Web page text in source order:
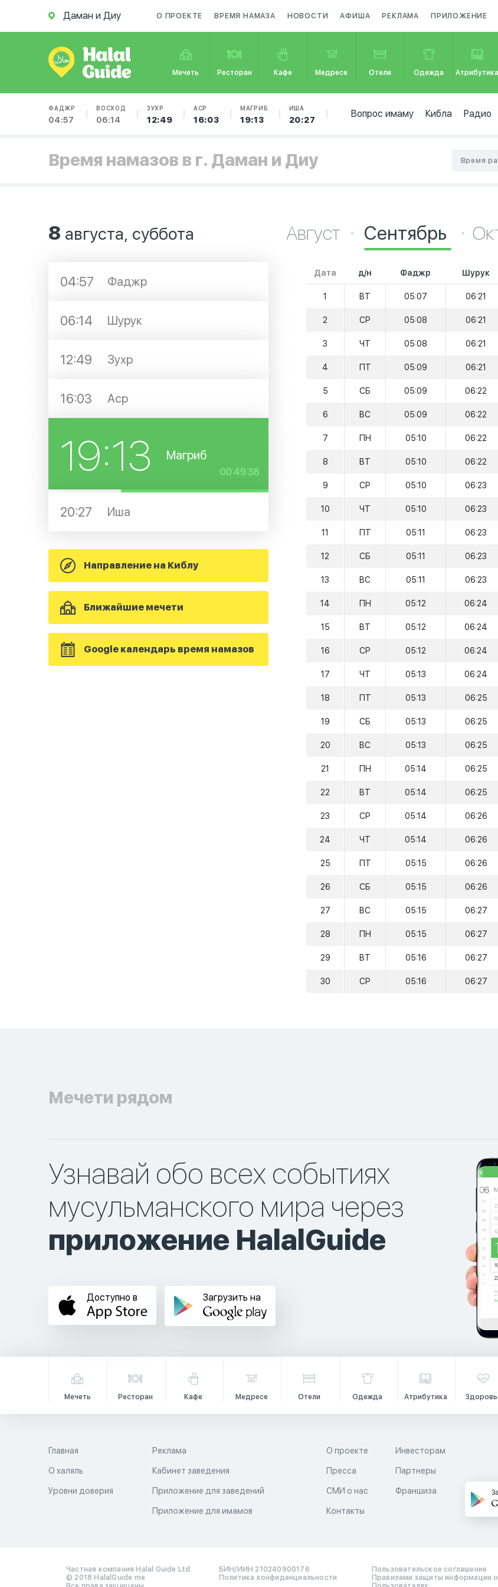
Даман и Диу О ПРОЕКТЕ ВРЕМЯ НАМАЗА НОВОСТИ АФИША РЕКЛАМА ПРИЛОЖЕНИЕ
Мечеть Ресторан Кафе Медресе Отели Одежда Атрибутика
ФАДЖР
04:57
ВОСХОД
06:14
ЗУХР
12:49
АСР
16:03
МАГРИБ
19:13
ИША
20:27
Вопрос имаму Кибла Радио
Время намазов в г. Даман и Диу Время
8 августа, суббота
04:57 Фаджр
06:14 Шурук
12:49 Зухр
16:03 Аср
19:13 Магриб
00:49:38
20:27 Иша
Направление на Киблу
Ближайшие мечети
Google календарь время намазов
Август Сентябрь
Дата д/н Фаджр Шурук
1 ВТ 05:07 06:21
2 СР 05:08 06:21
3 ЧТ 05:08 06:21
4 ПТ 05:09 06:21
5 СБ 05:09 06:22
6 ВС 05:09 06:22
7 ПН 05:10 06:22
8 ВТ 05:10 06:22
9 СР 05:10 06:23
10 ЧТ 05:10 06:23
11 ПТ 05:11 06:23
12 СБ 05:11 06:23
13 ВС 05:11 06:23
14 ПН 05:12 06:24
15 ВТ 05:12 06:24
16 СР 05:12 06:24
17 ЧТ 05:13 06:24
18 ПТ 05:13 06:25
19 СБ 05:13 06:25
20 ВС 05:13 06:25
21 ПН 05:14 06:25
22 ВТ 05:14 06:25
23 СР 05:14 06:26
24 ЧТ 05:14 06:26
25 ПТ 05:15 06:26
26 СБ 05:15 06:26
27 ВС 05:15 06:27
28 ПН 05:15 06:27
29 ВТ 05:16 06:27
30 СР 05:16 06:27
Мечети рядом
Узнавай обо всех событиях
мусульманского мира через
приложение HalalGuide
Доступно в Загрузить на
Мечеть Ресторан Кафе Медресе Отели Одежда Атрибутика
Главная
О халяль
Уровни доверия
Реклама
Кабинет заведения
Приложение для заведений
Приложение для имамов
О проекте
Пресса
СМИ о нас
Контакты
Инвесторам
Партнеры
Франшиза
Частная компания Halal Guide Ltd.
© 2018 HalalGuide.me
БИН/ИИН 210240900176
Политика конфиденциальности
Пользовательское соглашение
Правилами защиты информации о